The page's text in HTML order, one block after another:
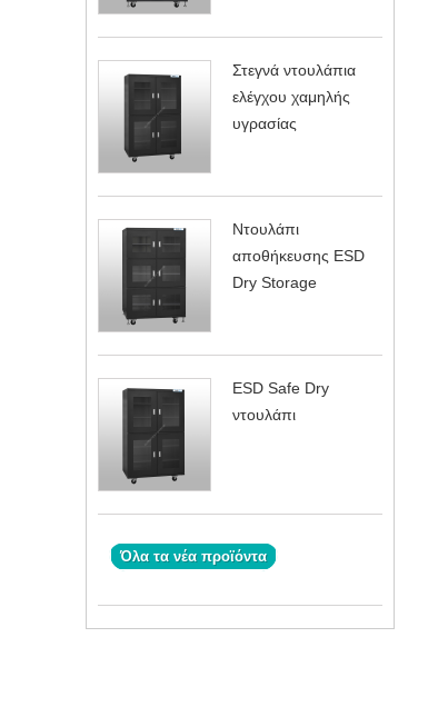
Στεγνά ντουλάπια
ελέγχου χαμηλής
υγρασίας
Ντουλάπι
αποθήκευσης ESD
Dry Storage
ESD Safe Dry
ντουλάπι
Όλα τα νέα προϊόντα